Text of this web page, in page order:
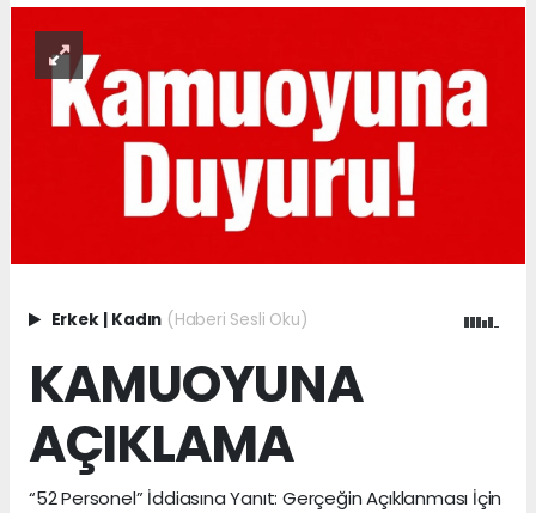
Erkek Kadın (Haberi Sesli Oku)
KAMUOYUNA
AÇIKLAMA
“52 Personel” İddiasına Yanıt: Gerçeğin Açıklanması İçin